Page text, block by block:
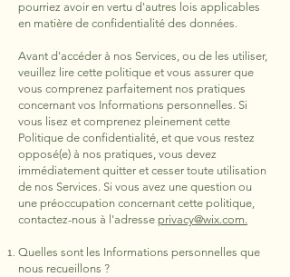
pourriez avoir en vertu d'autres lois applicables
en matière de confidentialité des données.
Avant d'accéder à nos Services, ou de les utiliser,
veuillez lire cette politique et vous assurer que
vous comprenez parfaitement nos pratiques
concernant vos Informations personnelles. Si
vous lisez et comprenez pleinement cette
Politique de confidentialité, et que vous restez
opposé(e) à nos pratiques, vous devez
immédiatement quitter et cesser toute utilisation
de nos Services. Si vous avez une question ou
une préoccupation concernant cette politique,
contactez-nous à l'adresse privacy@wix.com.
Quelles sont les Informations personnelles que
nous recueillons ?